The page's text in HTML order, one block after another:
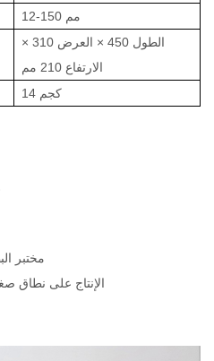
12-150 مم
الطول 450 × العرض 310 ×
الارتفاع 210 مم
14 كجم
مختبر
الإنتاج على نطاق